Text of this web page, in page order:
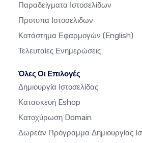
Παραδείγματα Ιστοσελίδων
Προτυπα Ιστοσελιδων
Κατάστημα Εφαρμογών (English)
Τελευταίες Ενημερώσεις
Όλες Οι Επιλογές
Δημιουργία Ιστοσελίδας
Κατασκευή Eshop
Κατοχύρωση Domain
Δωρεάν Πρόγραμμα Δημιουργίας